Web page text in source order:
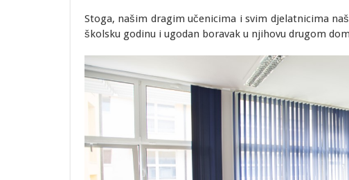
Stoga, našim dragim učenicima i svim djelatnicima
školsku godinu i ugodan boravak u njihovu drugom